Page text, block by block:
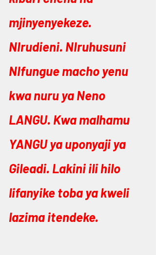
mjinyenyekeze.
NIrudieni. NIruhusuni
NIfungue macho yenu
kwa nuru ya Neno
LANGU. Kwa malhamu
YANGU ya uponyaji ya
Gileadi. Lakini ili hilo
lifanyike toba ya kweli
lazima itendeke.